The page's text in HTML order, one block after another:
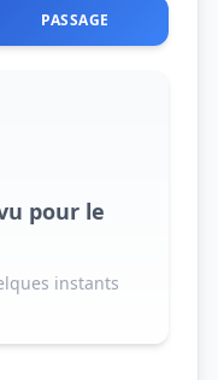
PASSAGE
pour le
instants